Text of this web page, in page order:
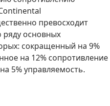
превосходит
основных
сокращенный на 9%
на 12% сопротивление
5% управляемость.